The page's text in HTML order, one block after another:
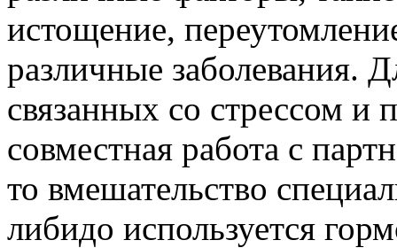
истощение,
различные заболевания.
связанных со стрессом и
совместная работа с
то вмешательство
либидо используется